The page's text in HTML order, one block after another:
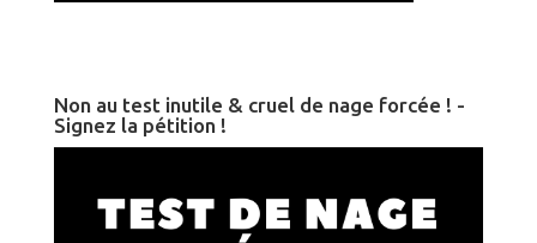
Non au test inutile & cruel de nage forcée ! -
Signez la pétition !